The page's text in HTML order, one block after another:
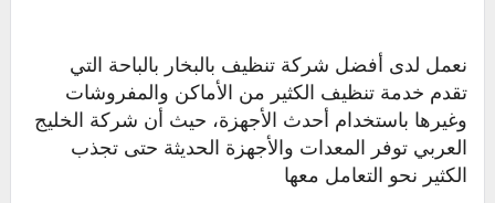
نعمل لدى أفضل شركة تنظيف بالبخار بالباحة التي
تقدم خدمة تنظيف الكثير من الأماكن والمفروشات
وغيرها باستخدام أحدث الأجهزة، حيث أن شركة الخليج
العربي توفر المعدات والأجهزة الحديثة حتى تجذب
الكثير نحو التعامل معها